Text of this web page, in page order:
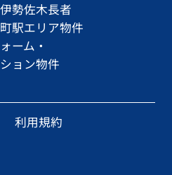
勢佐木長者
駅エリア物件
ーム・
ョン物件
利用規約